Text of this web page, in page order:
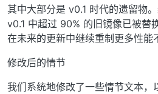
其中大部分是 v0.1 时代的遗留物。
v0.1 中超过 90% 的旧镜像已被替
在未来的更新中继续重制更多性能
修改后的情节
我们系统地修改了一些情节文本